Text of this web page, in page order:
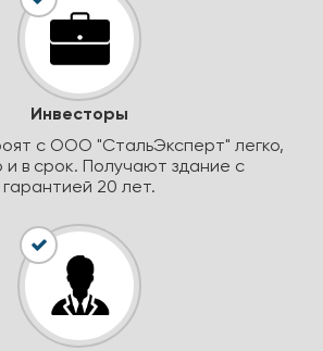
Инвесторы
с ООО "СтальЭксперт" легко,
и в срок. Получают здание с
гарантией 20 лет.